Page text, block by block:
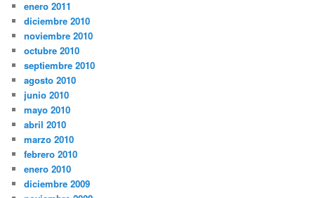
enero 2011
diciembre 2010
noviembre 2010
octubre 2010
septiembre 2010
agosto 2010
junio 2010
mayo 2010
abril 2010
marzo 2010
febrero 2010
enero 2010
diciembre 2009